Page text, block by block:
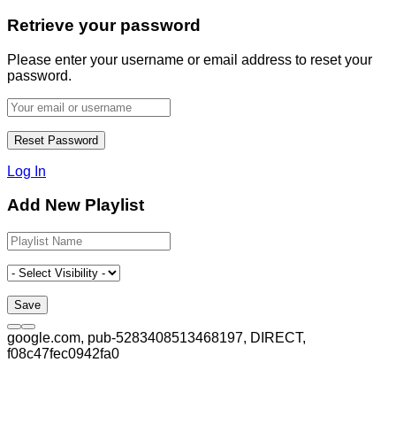
Retrieve your password
Please enter your username or email address to reset your
password.
Log In
Add New Playlist
google.com, pub-5283408513468197, DIRECT,
f08c47fec0942fa0